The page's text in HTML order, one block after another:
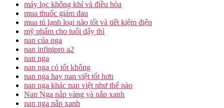
máy lọc không khí và điều hòa
mua thuốc giảm đau
mua tủ lạnh loại nào tốt và tiết kiệm điện
mỹ phẩm cho tuổi dậy thì
nan của nga
nan infinipro a2
nan nga
nan nga có tốt không
nan nga hay nan việt tốt hơn
nan nga khác nan việt như thế nào
Nan Nga nắp vàng và nắp xanh
nan nga nắp xanh